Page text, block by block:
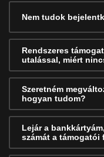
Nem tudok
Rendszeres
utalással, miért
Szeretném
hogyan tudom?
Lejár a
számát a támogatói